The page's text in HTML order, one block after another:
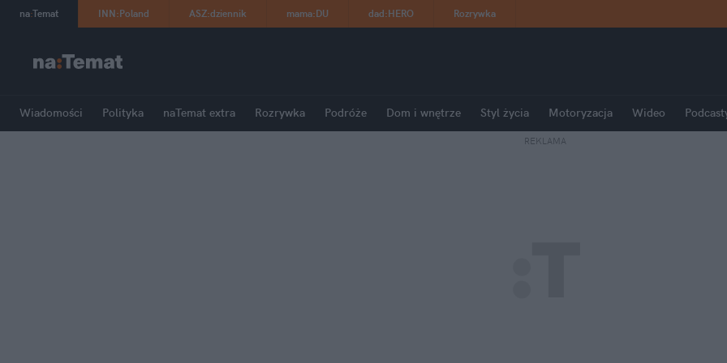
na:Temat INN:Poland ASZ:dziennik mama:DU dad:HERO Rozrywka
Wiadomości Polityka naTemat extra Rozrywka Podróże Dom i wnętrze Styl życia Motoryzacja Wideo
REKLAMA